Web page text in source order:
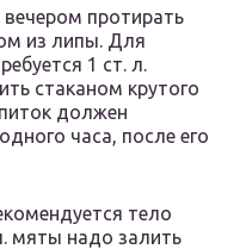
протирать
из липы. Для
1 ст. л.
стаканом крутого
должен
часа, после его
тело
мяты надо залить